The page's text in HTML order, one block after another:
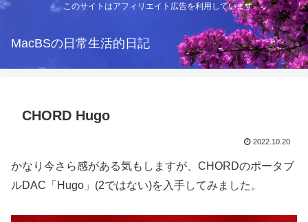
このサイトはアフィリエイト広告を利用しています
MacBSの日常生活的日記
CHORD Hugo
2022.10.20
かなり今さら感がある気もしますが、CHORDのポータブ
ルDAC「Hugo」(2ではない)を入手してみました。